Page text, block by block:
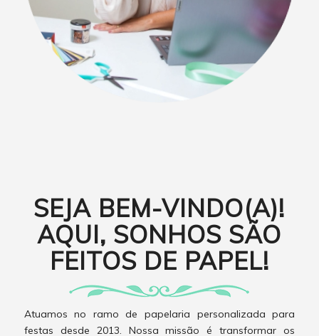
SEJA BEM-VINDO(A)!
AQUI, SONHOS SÃO
FEITOS DE PAPEL!
Atuamos no ramo de papelaria personalizada para
festas desde 2013. Nossa missão é transformar os